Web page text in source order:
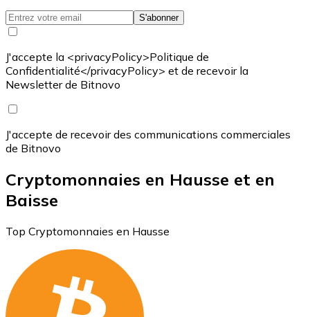
S'abonner
J'accepte la <privacyPolicy>Politique de
Confidentialité</privacyPolicy> et de recevoir la
Newsletter de Bitnovo
J'accepte de recevoir des communications commerciales
de Bitnovo
Cryptomonnaies en Hausse et en
Baisse
Top Cryptomonnaies en Hausse